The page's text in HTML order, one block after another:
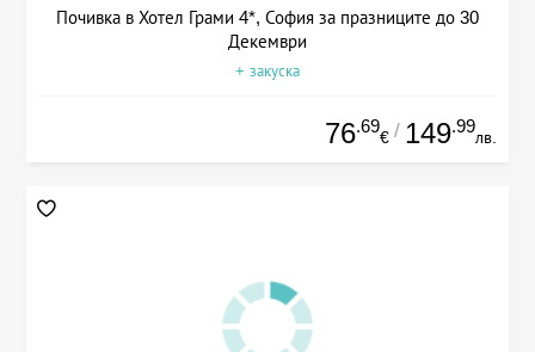
Почивка в Хотел Грами 4*, София за празниците до 30
Декември
+ закуска
76.69
€ / 149.99
лв.